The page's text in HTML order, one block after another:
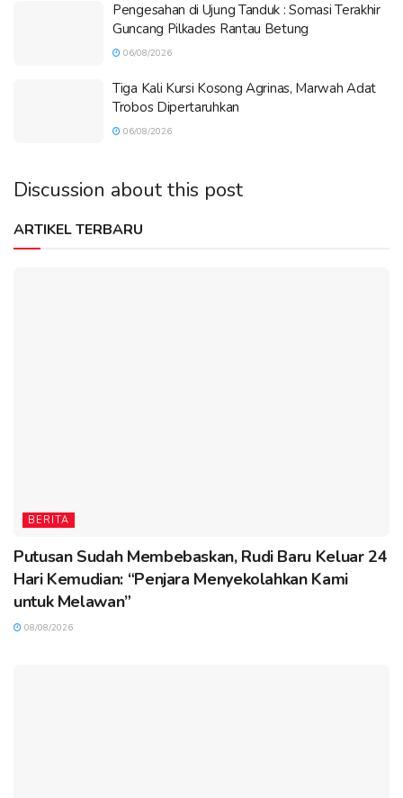
Pengesahan di Ujung Tanduk : Somasi Terakhir
Guncang Pilkades Rantau Betung
06/08/2026
Tiga Kali Kursi Kosong Agrinas, Marwah Adat
Trobos Dipertaruhkan
06/08/2026
Discussion about this post
ARTIKEL TERBARU
BERITA
Putusan Sudah Membebaskan, Rudi Baru Keluar 24
Hari Kemudian: “Penjara Menyekolahkan Kami
untuk Melawan”
08/08/2026